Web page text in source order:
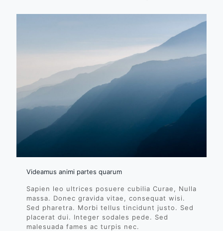
Videamus animi partes quarum
Sapien leo ultrices posuere cubilia Curae, Nulla
massa. Donec gravida vitae, consequat wisi.
Sed pharetra. Morbi tellus tincidunt justo. Sed
placerat dui. Integer sodales pede. Sed
malesuada fames ac turpis nec.